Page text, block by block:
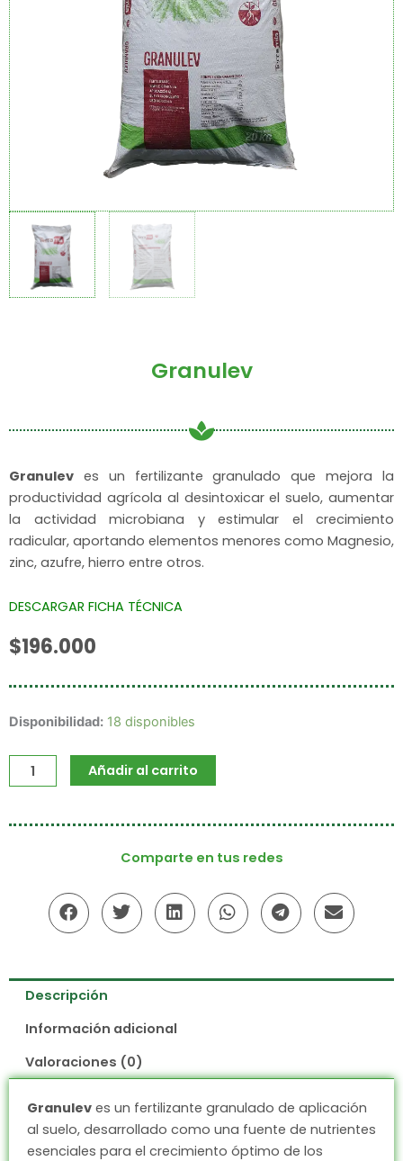
Granulev
Granulev es un fertilizante granulado que mejora la
productividad agrícola al desintoxicar el suelo, aumentar
la actividad microbiana y estimular el crecimiento
radicular, aportando elementos menores como Magnesio,
zinc, azufre, hierro entre otros.
DESCARGAR FICHA TÉCNICA
$196.000
Disponibilidad: 18 disponibles
Granulev
Añadir al carrito
Comparte en tus redes
Descripción
Información adicional
Valoraciones (0)
Granulev es un fertilizante granulado de aplicación
al suelo, desarrollado como una fuente de nutrientes
esenciales para el crecimiento óptimo de los